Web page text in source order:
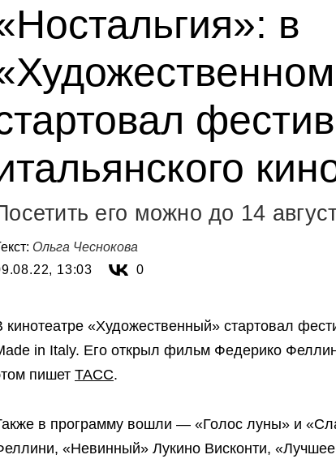
в
его можно до 14
Ольга Чеснокова
13:03
0
кинотеатре «Художественный» стартовал
in Italy. Его открыл фильм Федерико
пишет ТАСС.
в программу вошли — «Голос луны» и
«Невинный» Лукино Висконти,